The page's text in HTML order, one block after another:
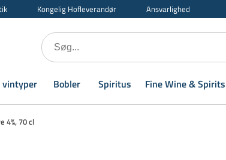
Kongelig Hofleverandør Ansvarlighed
vintyper Bobler Spiritus Fine Wine & Spirits
4%, 70 cl